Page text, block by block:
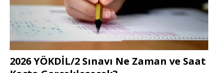
2026 YÖKDİL/2 Sınavı Ne Zaman ve Saat